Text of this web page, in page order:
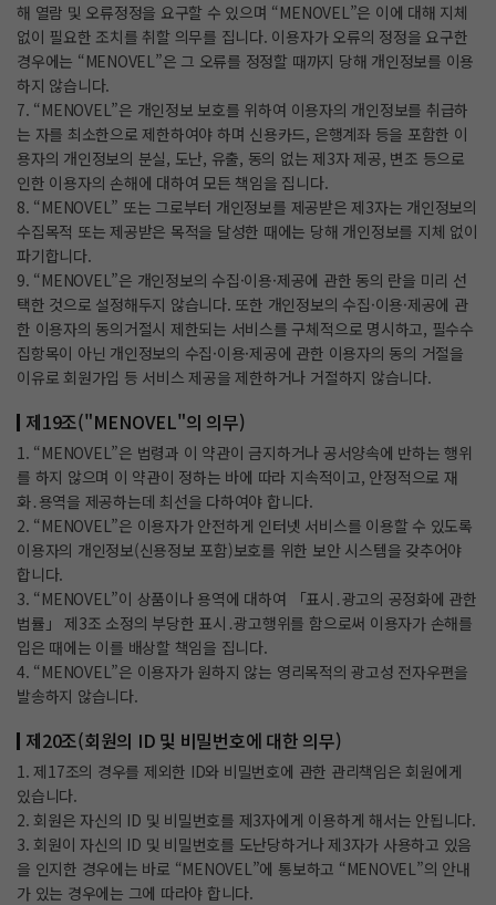
해 열람 및 오류정정을 요구할 수 있으며 “MENOVEL”은 이에 대해 지체
없이 필요한 조치를 취할 의무를 집니다. 이용자가 오류의 정정을 요구한
경우에는 “MENOVEL”은 그 오류를 정정할 때까지 당해 개인정보를 이용
하지 않습니다.
7. “MENOVEL”은 개인정보 보호를 위하여 이용자의 개인정보를 취급하
는 자를 최소한으로 제한하여야 하며 신용카드, 은행계좌 등을 포함한 이
용자의 개인정보의 분실, 도난, 유출, 동의 없는 제3자 제공, 변조 등으로
인한 이용자의 손해에 대하여 모든 책임을 집니다.
8. “MENOVEL” 또는 그로부터 개인정보를 제공받은 제3자는 개인정보의
수집목적 또는 제공받은 목적을 달성한 때에는 당해 개인정보를 지체 없이
파기합니다.
9. “MENOVEL”은 개인정보의 수집·이용·제공에 관한 동의 란을 미리 선
택한 것으로 설정해두지 않습니다. 또한 개인정보의 수집·이용·제공에 관
한 이용자의 동의거절시 제한되는 서비스를 구체적으로 명시하고, 필수수
집항목이 아닌 개인정보의 수집·이용·제공에 관한 이용자의 동의 거절을
이유로 회원가입 등 서비스 제공을 제한하거나 거절하지 않습니다.
제19조("MENOVEL"의 의무)
1. “MENOVEL”은 법령과 이 약관이 금지하거나 공서양속에 반하는 행위
를 하지 않으며 이 약관이 정하는 바에 따라 지속적이고, 안정적으로 재
화․용역을 제공하는데 최선을 다하여야 합니다.
2. “MENOVEL”은 이용자가 안전하게 인터넷 서비스를 이용할 수 있도록
이용자의 개인정보(신용정보 포함)보호를 위한 보안 시스템을 갖추어야
합니다.
3. “MENOVEL”이 상품이나 용역에 대하여 「표시․광고의 공정화에 관한
법률」 제3조 소정의 부당한 표시․광고행위를 함으로써 이용자가 손해를
입은 때에는 이를 배상할 책임을 집니다.
4. “MENOVEL”은 이용자가 원하지 않는 영리목적의 광고성 전자우편을
발송하지 않습니다.
제20조(회원의 ID 및 비밀번호에 대한 의무)
1. 제17조의 경우를 제외한 ID와 비밀번호에 관한 관리책임은 회원에게
있습니다.
2. 회원은 자신의 ID 및 비밀번호를 제3자에게 이용하게 해서는 안됩니다.
3. 회원이 자신의 ID 및 비밀번호를 도난당하거나 제3자가 사용하고 있음
을 인지한 경우에는 바로 “MENOVEL”에 통보하고 “MENOVEL”의 안내
가 있는 경우에는 그에 따라야 합니다.